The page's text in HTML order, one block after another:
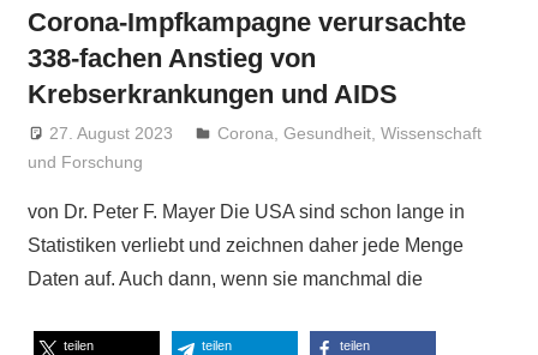
Corona-Impfkampagne verursachte
338-fachen Anstieg von
Krebserkrankungen und AIDS
27. August 2023 Niki Vogt
Corona,Gesundheit,Wissenschaft
und Forschung
von Dr. Peter F. Mayer Die USA sind schon lange in
Statistiken verliebt und zeichnen daher jede Menge
Daten auf. Auch dann, wenn sie manchmal die
teilen teilen teilen